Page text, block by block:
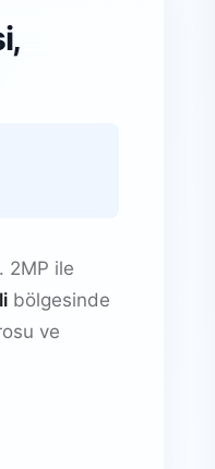
2MP ile
bölgesinde
ve